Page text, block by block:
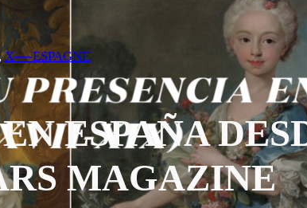
X—-ESPAGNE
ESPAÑA
MAGAZINE